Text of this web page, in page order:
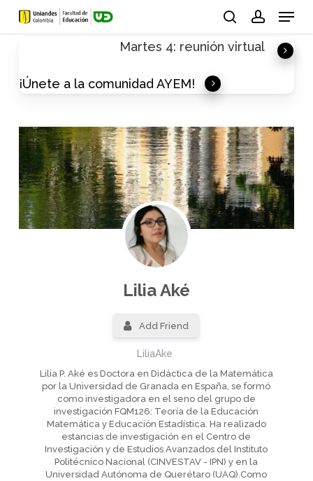
Skip
Menu
Martes 4: reunión virtual
¡Únete a la comunidad AYEM!
Lilia Aké
Add Friend
LiliaAke
Lilia P. Aké es Doctora en Didáctica de la Matemática
por la Universidad de Granada en España, se formó
como investigadora en el seno del grupo de
investigación FQM126: Teoría de la Educación
Matemática y Educación Estadística. Ha realizado
estancias de investigación en el Centro de
Investigación y de Estudios Avanzados del Instituto
Politécnico Nacional (CINVESTAV - IPN) y en la
Universidad Autónoma de Querétaro (UAQ).Como